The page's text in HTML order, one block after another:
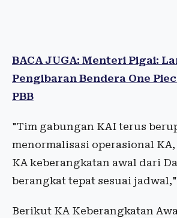
BACA JUGA: Menteri Pigai:
Pengibaran Bendera One
PBB
"Tim gabungan KAI terus
menormalisasi operasional
KA keberangkatan awal dari
berangkat tepat sesuai
Berikut KA Keberangkatan